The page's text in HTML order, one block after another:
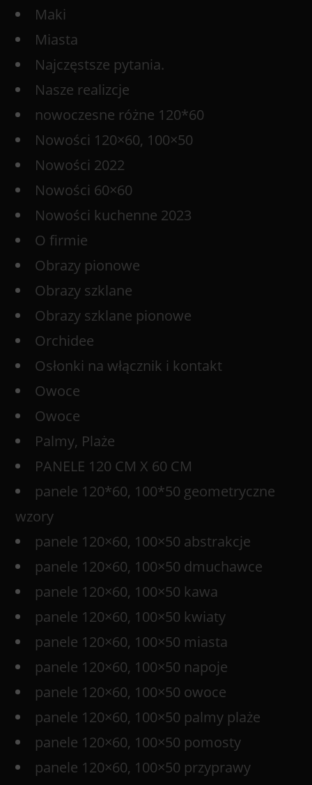
Maki
Miasta
Najczęstsze pytania.
Nasze realizcje
nowoczesne różne 120*60
Nowości 120×60, 100×50
Nowości 2022
Nowości 60×60
Nowości kuchenne 2023
O firmie
Obrazy pionowe
Obrazy szklane
Obrazy szklane pionowe
Orchidee
Osłonki na włącznik i kontakt
Owoce
Owoce
Palmy, Plaże
PANELE 120 CM X 60 CM
panele 120*60, 100*50 geometryczne
wzory
panele 120×60, 100×50 abstrakcje
panele 120×60, 100×50 dmuchawce
panele 120×60, 100×50 kawa
panele 120×60, 100×50 kwiaty
panele 120×60, 100×50 miasta
panele 120×60, 100×50 napoje
panele 120×60, 100×50 owoce
panele 120×60, 100×50 palmy plaże
panele 120×60, 100×50 pomosty
panele 120×60, 100×50 przyprawy